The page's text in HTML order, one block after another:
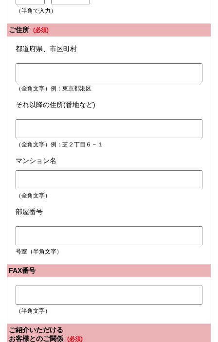
（半角で入力）
ご住所 (必須)
都道府県、市区町村
（全角文字）例：東京都港区
それ以降の住所(番地など)
（全角文字）例：芝２丁目６－１
マンション名
（全角文字）
部屋番号
号室（半角文字）
FAX番号
（半角文字）
ご紹介いただける
お客様とのご関係 (必須)